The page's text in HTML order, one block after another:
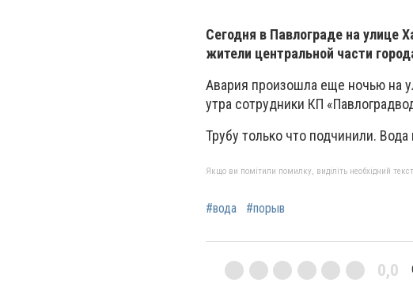
Сегодня в Павлограде на улице
жители центральной части
Авария произошла еще ночью на
утра сотрудники КП
Трубу только что подчинили.
Якщо ви помітили помилку, виділіть необхідний
#вода #порыв
0,0